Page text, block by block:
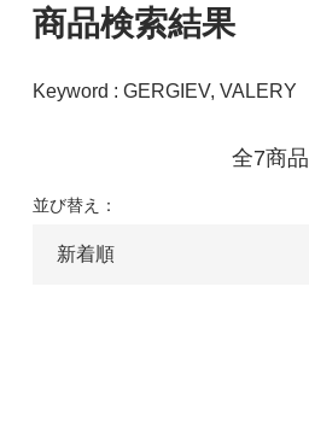
商品検索結果
Keyword : GERGIEV, VALERY
全7商品
並び替え：